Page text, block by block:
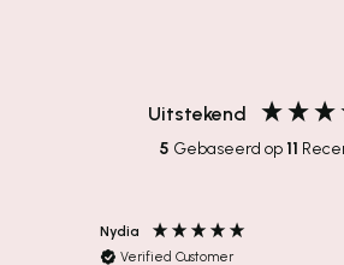
Uitstekend
5 Gebaseerd op 11
Nydia
Verified Customer